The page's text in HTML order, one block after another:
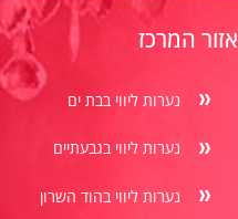
אזור המרכז
נערות ליווי בבת ים
נערות ליווי בגבעתיים
נערות ליווי בהוד השרון